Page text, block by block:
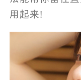
用起来!